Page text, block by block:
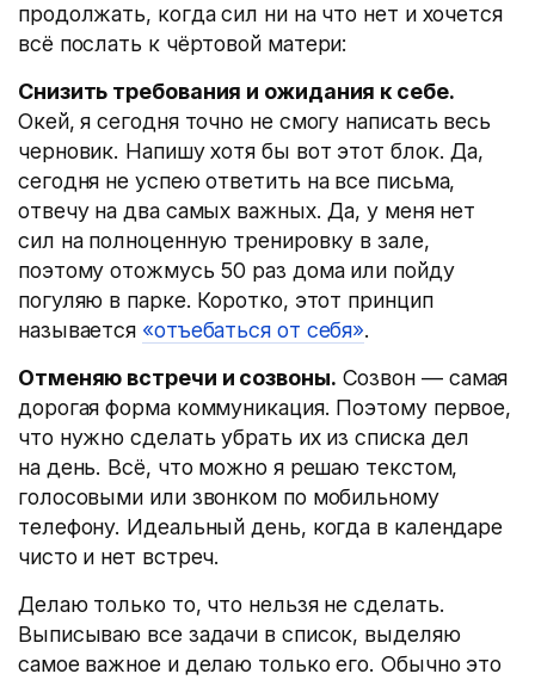
продолжать, когда сил ни на что нет и хочется
всё послать к чёртовой матери:
Снизить требования и ожидания к себе.
Окей, я сегодня точно не смогу написать весь
черновик. Напишу хотя бы вот этот блок. Да,
сегодня не успею ответить на все письма,
отвечу на два самых важных. Да, у меня нет
сил на полноценную тренировку в зале,
поэтому отожмусь 50 раз дома или пойду
погуляю в парке. Коротко, этот принцип
называется «отъебаться от себя».
Отменяю встречи и созвоны. Созвон — самая
дорогая форма коммуникация. Поэтому первое,
что нужно сделать убрать их из списка дел
на день. Всё, что можно я решаю текстом,
голосовыми или звонком по мобильному
телефону. Идеальный день, когда в календаре
чисто и нет встреч.
Делаю только то, что нельзя не сделать.
Выписываю все задачи в список, выделяю
самое важное и делаю только его. Обычно это